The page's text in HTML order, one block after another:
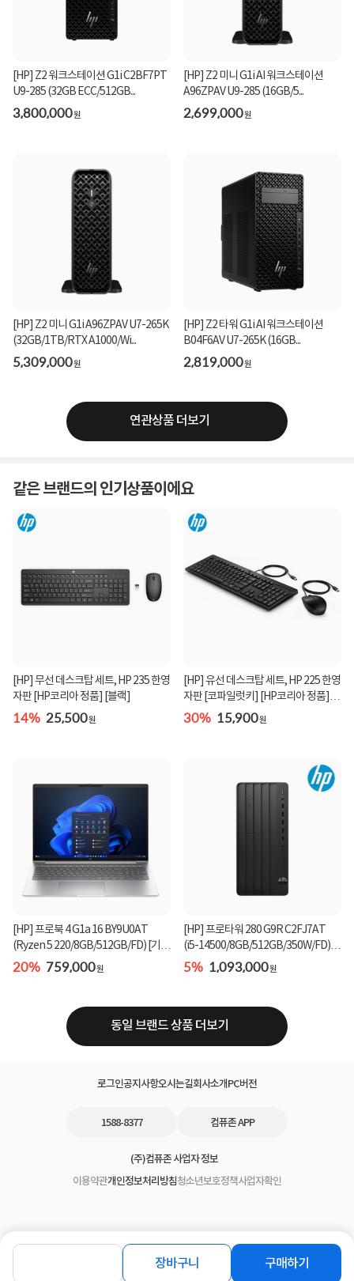
장바구니 구매하기
[HP] Z2 워크스테이션 G1i C2BF7PT
U9-285 (32GB ECC/512GB...
3,800,000원
[HP] Z2 미니 G1i AI 워크스테이션
A96ZPAV U9-285 (16GB/5...
2,699,000원
[HP] Z2 미니 G1i A96ZPAV U7-265K
(32GB/1TB/RTX A1000/Wi...
5,309,000원
[HP] Z2 타워 G1i AI 워크스테이션
B04F6AV U7-265K (16GB...
2,819,000원
연관상품 더보기
같은 브랜드의 인기상품이에요
[HP] 무선 데스크탑 세트, HP 235 한영
자판 [HP코리아 정품] [블랙]
14% 25,500원
[HP] 유선 데스크탑 세트, HP 225 한영
자판 [코파일럿키] [HP코리아 정품]
[블랙] [키...
30% 15,900원
[HP] 프로북 4 G1a 16 BY9U0AT
(Ryzen 5 220/8GB/512GB/FD) [기본
제품]★컴퓨존 단독...
20% 759,000원
[HP] 프로타워 280 G9R C2FJ7AT
(i5-14500/8GB/512GB/350W/FD)
[기본제품]★오직 컴...
5% 1,093,000원
동일 브랜드 상품 더보기
로그인공지사항오시는길회사소개PC버전
1588-8377 컴퓨존 APP
(주)컴퓨존 사업자 정보
이용약관개인정보처리방침청소년보호정책사업자확인